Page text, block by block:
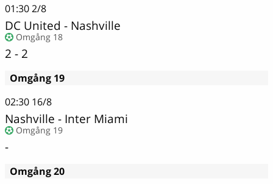
01:302/8
DC United - Nashville
Omgång 18
2 - 2
Omgång 19
02:30 16/8
Nashville - Inter Miami
Omgång 19
-
Omgång 20